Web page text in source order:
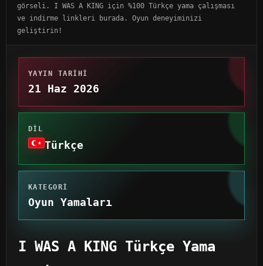
görseli. I WAS A KING için %100 Türkçe yama çalışması
ve indirme linkleri burada. Oyun deneyiminizi
geliştirin!
YAYIN TARIHI
21 Haz 2026
DIL
Türkçe
KATEGORI
Oyun Yamaları
I WAS A KING Türkçe Yama